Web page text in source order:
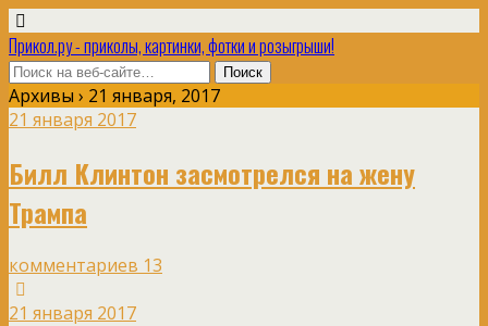
Прикол.ру - приколы, картинки, фотки и розыгрыши!
Архивы › 21 января, 2017
21 января 2017
Билл Клинтон засмотрелся на жену
Трампа
комментариев 13
21 января 2017